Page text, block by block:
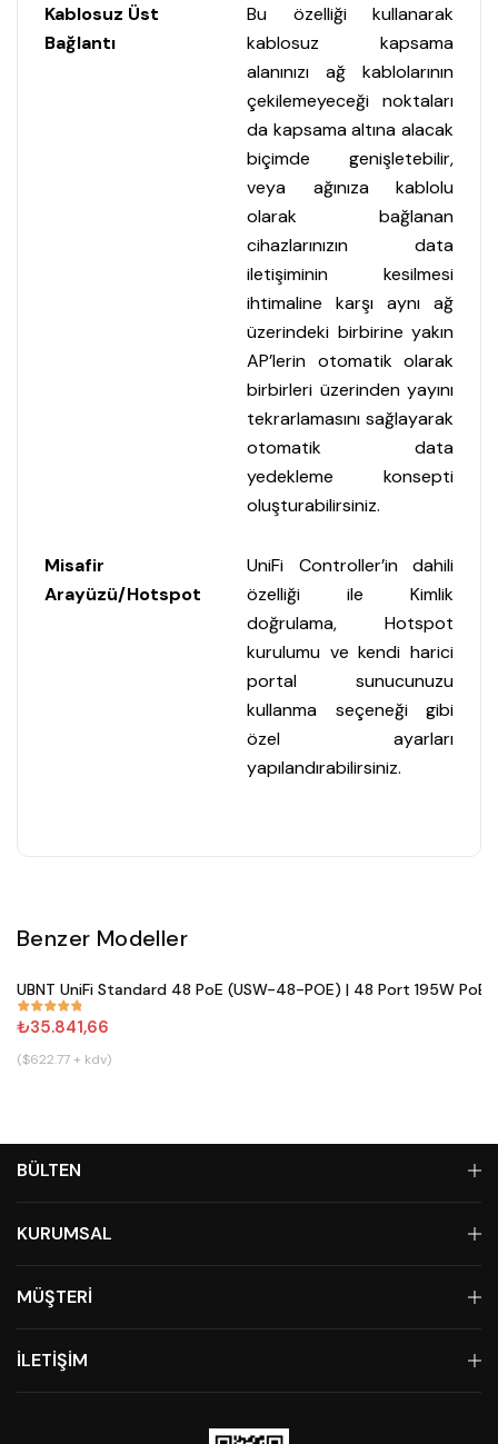
Kablosuz Üst
Bağlantı
Bu özelliği kullanarak
kablosuz kapsama
alanınızı ağ kablolarının
çekilemeyeceği noktaları
da kapsama altına alacak
biçimde genişletebilir,
veya ağınıza kablolu
olarak bağlanan
cihazlarınızın data
iletişiminin kesilmesi
ihtimaline karşı aynı ağ
üzerindeki birbirine yakın
AP’lerin otomatik olarak
birbirleri üzerinden yayını
tekrarlamasını sağlayarak
otomatik data
yedekleme konsepti
oluşturabilirsiniz.
Misafir
Arayüzü/Hotspot
UniFi Controller’in dahili
özelliği ile Kimlik
doğrulama, Hotspot
kurulumu ve kendi harici
portal sunucunuzu
kullanma seçeneği gibi
özel ayarları
yapılandırabilirsiniz.
Benzer Modeller
#861
UBNT UniFi Standard 48 PoE (USW-48-POE) | 48 Port 195W
₺35.841,66
($622.77 + kdv)
BÜLTEN
KURUMSAL
MÜŞTERİ
İLETİŞİM